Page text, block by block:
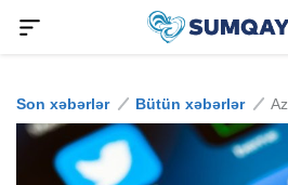
Son xəbərlər Bütün xəbərlər